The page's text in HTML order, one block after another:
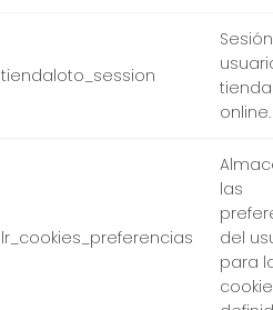
tiendaloto_session
tienda
online.
lr_cookies_preferencias
las
del
para